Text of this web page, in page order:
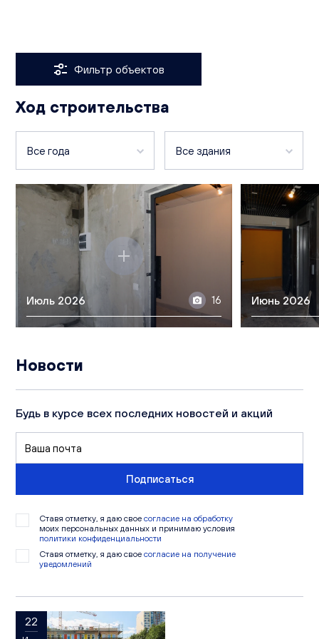
Фильтр объектов
Культура и отдых
Ход строительства
Все года Все здания
Чистопрудненская, д. 17
Чистопрудненская, д. 11
Чистопрудненская, д. 13а
Чистопрудненская, д. 13
Июль 2026 16 Июнь 2026
Новости
Будь в курсе всех последних новостей и акций
Подписаться
Ставя отметку, я даю свое согласие на обработку
моих персональных данных и принимаю условия
политики конфиденциальности
Ставя отметку, я даю свое согласие на получение
уведомлений
22